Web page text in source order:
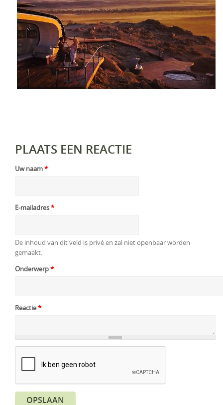
PLAATS EEN REACTIE
Uw naam*
E-mailadres*
De inhoud van dit veld is privé en zal niet openbaar worden
gemaakt.
Onderwerp*
Reactie*
OPSLAAN